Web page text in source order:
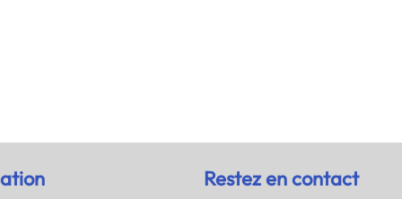
Restez en contact